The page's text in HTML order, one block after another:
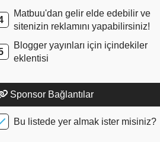
Matbuu'dan gelir elde edebilir ve
sitenizin reklamını yapabilirsiniz!
Blogger yayınları için içindekiler
eklentisi
Sponsor Bağlantılar
Bu listede yer almak ister misiniz?